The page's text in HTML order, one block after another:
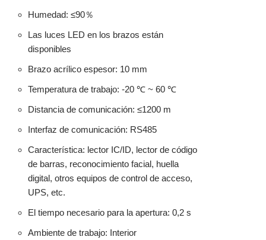
Humedad: ≤90％
Las luces LED en los brazos están
disponibles
Brazo acrílico espesor: 10 mm
Temperatura de trabajo: -20 ℃ ~ 60 ℃
Distancia de comunicación: ≤1200 m
Interfaz de comunicación: RS485
Característica: lector IC/ID, lector de código
de barras, reconocimiento facial, huella
digital, otros equipos de control de acceso,
UPS, etc.
El tiempo necesario para la apertura: 0,2 s
Ambiente de trabajo: Interior